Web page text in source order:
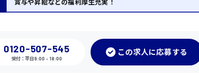
賞与や昇給などの福利厚生充実！
0120-507-545
受付：平日9:00 - 18:00
この求人に応募する